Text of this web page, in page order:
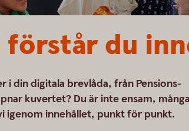
förstår du
i din digitala brevlåda, från Pensions­
kuvertet? Du är inte ensam, många
igenom innehållet, punkt för punkt.